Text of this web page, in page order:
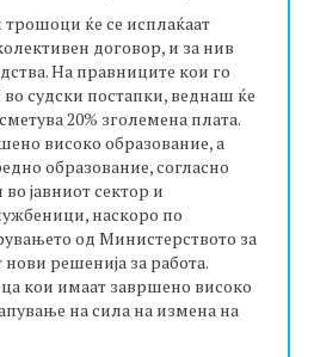
ќе се исплаќаат
договор, и за нив
На правниците кои го
судски постапки, веднаш ќе
20% зголемена плата.
високо образование, а
образование, согласно
јавниот сектор и
наскоро по
од Министерството за
решенија за работа.
кои имаат завршено високо
на сила на измена на